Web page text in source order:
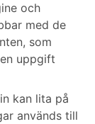
och
med de
som
uppgift
kan lita på
används till